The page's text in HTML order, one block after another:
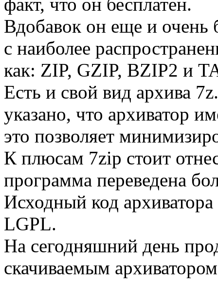
Вдобавок он еще и очень
с наиболее
как: ZIP, GZIP, BZIP2 и
Есть и свой вид архива
указано, что архиватор
это позволяет
К плюсам 7zip стоит
программа переведена
Исходный код
LGPL.
На сегодняшний день
скачиваемым